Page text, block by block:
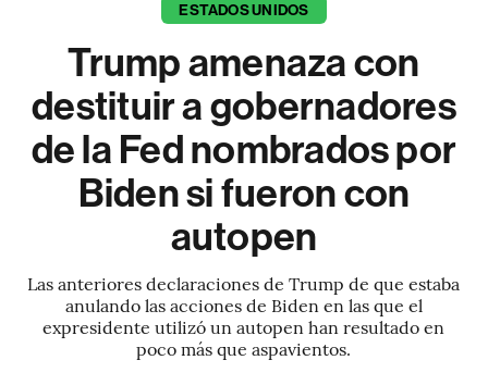
ESTADOS UNIDOS
Trump amenaza con
destituir a gobernadores
de la Fed nombrados por
Biden si fueron con
autopen
Las anteriores declaraciones de Trump de que estaba
anulando las acciones de Biden en las que el
expresidente utilizó un autopen han resultado en
poco más que aspavientos.